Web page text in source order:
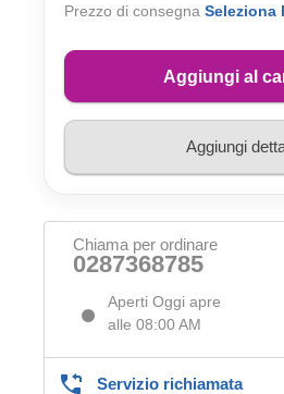
Prezzo di consegna Seleziona
Aggiungi al
Aggiungi
Chiama per ordinare
0287368785
Aperti Oggi apre
alle 08:00 AM
Servizio richiamata